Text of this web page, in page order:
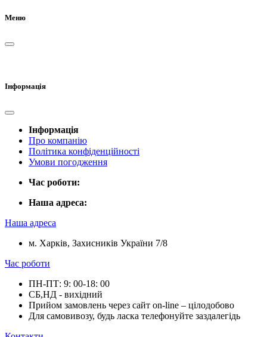
Меню
Інформація
Інформація
Про компанію
Політика конфіденційності
Умови погодження
Час роботи:
Наша адреса:
Наша адреса
м. Харків, Захисників України 7/8
Час роботи
ПН-ПТ: 9: 00-18: 00
СБ,НД - вихідний
Прийом замовлень через сайт on-line – цілодобово
Для самовивозу, будь ласка телефонуйте заздалегідь